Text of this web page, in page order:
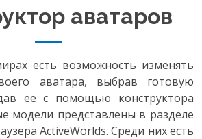
аватаров
есть возможность изменять
аватара, выбрав готовую
её с помощью конструктора
модели представлены в разделе
ActiveWorlds. Среди них есть